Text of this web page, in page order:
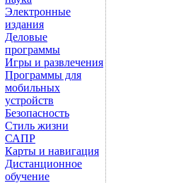
Электронные
издания
Деловые
программы
Игры и развлечения
Программы для
мобильных
устройств
Безопасность
Стиль жизни
САПР
Карты и навигация
Дистанционное
обучение